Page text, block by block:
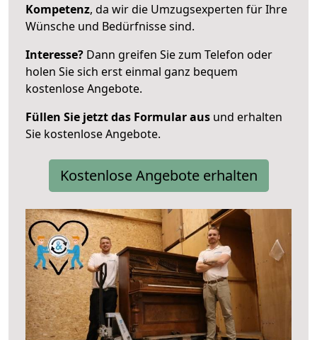
Kompetenz, da wir die Umzugsexperten für Ihre
Wünsche und Bedürfnisse sind.
Interesse? Dann greifen Sie zum Telefon oder
holen Sie sich erst einmal ganz bequem
kostenlose Angebote.
Füllen Sie jetzt das Formular aus und erhalten
Sie kostenlose Angebote.
Kostenlose Angebote erhalten